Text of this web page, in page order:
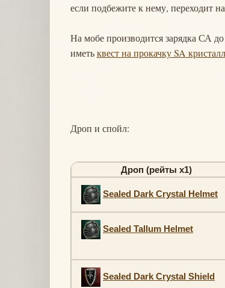
если подбежите к нему, переходит
На мобе производится зарядка СА
иметьквест на прокачку SA
Дроп и спойл:
Дроп (рейты х1)
Sealed Dark Crystal Helmet
Sealed Tallum Helmet
Sealed Dark Crystal Shield